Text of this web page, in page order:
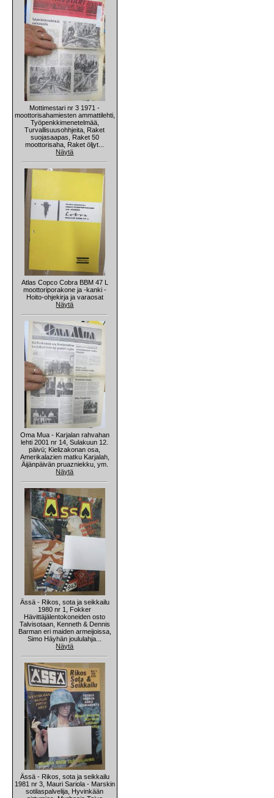
Mottimestari nr 3 1971 -
moottorisahamiesten ammattilehti,
Työpenkkimenetelmää,
Turvallisuusohhjeita, Raket
suojasaapas, Raket 50
moottorisaha, Raket öljyt...
Näytä
Atlas Copco Cobra BBM 47 L
moottoriporakone ja -kanki -
Hoito-ohjekirja ja varaosat
Näytä
Oma Mua - Karjalan rahvahan
lehti 2001 nr 14, Sulakuun 12.
päivü; Kielizakonan osa,
Amerikalazien matku Karjalah,
Äijänpäivän pruazniekku, ym.
Näytä
Ässä - Rikos, sota ja seikkailu
1980 nr 1, Fokker
Hävittäjälentokoneiden osto
Talvisotaan, Kenneth & Dennis
Barman eri maiden armeijoissa,
Simo Häyhän joululahja...
Näytä
Ässä - Rikos, sota ja seikkailu
1981 nr 3, Mauri Sariola - Marskin
sotilaspalvelija, Hyvinkään